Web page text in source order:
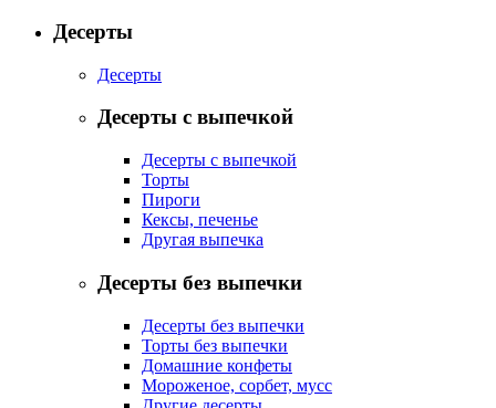
Десерты
Десерты
Десерты с выпечкой
Десерты с выпечкой
Торты
Пироги
Кексы, печенье
Другая выпечка
Десерты без выпечки
Десерты без выпечки
Торты без выпечки
Домашние конфеты
Мороженое, сорбет, мусс